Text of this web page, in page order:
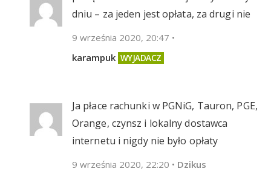
dniu – za jeden jest opłata, za drugi nie
9 września 2020, 20:47 •
karampuk
Ja płace rachunki w PGNiG, Tauron, PGE,
Orange, czynsz i lokalny dostawca
internetu i nigdy nie było opłaty
9 września 2020, 22:20 • Dzikus